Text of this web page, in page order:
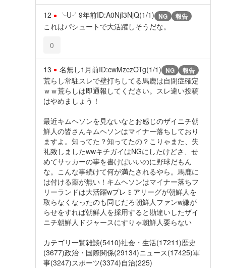
12 ╰U╯ 9年前ID:A0NjI3NjQ(1/1) NG 報告
これはパシュートで大活躍しそうだな。
0
13 名無し1月前ID:cwMzczOTg(1/1) NG 報告
荒らし常駐スレで壁打ちしてる馬鹿は自閉症確定
ｗｗ荒らしは即通報してください。スレ違い投稿
はやめましょう！
最近キムヘソンを見ないなとお感じのザイニチ朝
鮮人の皆さんキムヘソンはマイナー落ちしており
ますよ。知ってた？知ってたの？こりゃまた、失
礼致しましたwwキチガイはNGにしたけどさ、せ
めてサッカーの事を書けばいいのに野球だもん
な。こんな事続けて何が満たされるやら。馬鹿に
は付ける薬が無い！キムヘソンはマイナー落ちフ
リーランドは大活躍wプレミアリーグが朝鮮人を
取らなくなったのも同じだろ朝鮮人ファンw嫌が
らせをすれば朝鮮人を採用すると勘違いしたザイ
ニチ朝鮮人ドジャースにすりゃ朝鮮人要らない
カテゴリ一覧雑談(5410)社会・生活(17211)歴史
(3677)政治・国際関係(29134)ニュース(17425)軍
事(3247)スポーツ(3374)自治(225)